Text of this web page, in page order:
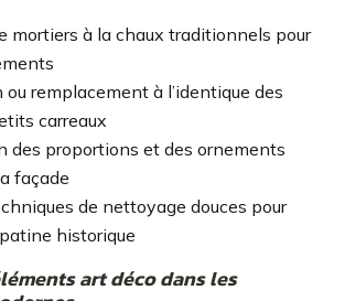
mortiers à la chaux traditionnels pour
ou remplacement à l’identique des
carreaux
des proportions et des ornements
façade
de nettoyage douces pour
historique
art déco dans les